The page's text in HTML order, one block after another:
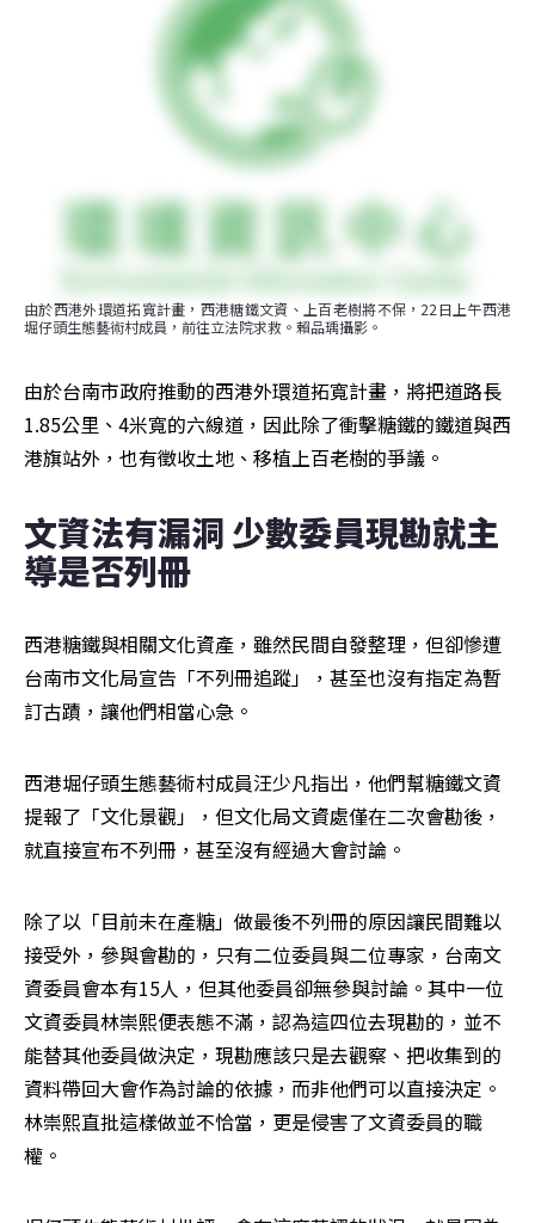
由於西港外環道拓寬計畫，西港糖鐵文資、上百老樹將不保，22日上午西港
堀仔頭生態藝術村成員，前往立法院求救。賴品瑀攝影。
由於台南市政府推動的西港外環道拓寬計畫，將把道路長
1.85公里、4米寬的六線道，因此除了衝擊糖鐵的鐵道與西
港旗站外，也有徵收土地、移植上百老樹的爭議。
文資法有漏洞 少數委員現勘就主
導是否列冊
西港糖鐵與相關文化資產，雖然民間自發整理，但卻慘遭
台南市文化局宣告「不列冊追蹤」，甚至也沒有指定為暫
訂古蹟，讓他們相當心急。
西港堀仔頭生態藝術村成員汪少凡指出，他們幫糖鐵文資
提報了「文化景觀」，但文化局文資處僅在二次會勘後，
就直接宣布不列冊，甚至沒有經過大會討論。
除了以「目前未在產糖」做最後不列冊的原因讓民間難以
接受外，參與會勘的，只有二位委員與二位專家，台南文
資委員會本有15人，但其他委員卻無參與討論。其中一位
文資委員林崇熙便表態不滿，認為這四位去現勘的，並不
能替其他委員做決定，現勘應該只是去觀察、把收集到的
資料帶回大會作為討論的依據，而非他們可以直接決定。
林崇熙直批這樣做並不恰當，更是侵害了文資委員的職
權。